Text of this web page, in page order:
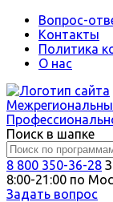
Вопрос-
Контакты
Политика
О нас
Поиск в шапке
8 800 350-36-28
8:00-21:00 по
Задать вопрос